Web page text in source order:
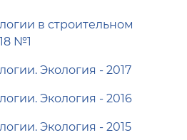
в строительном
№1
Экология - 2017
Экология - 2016
Экология - 2015